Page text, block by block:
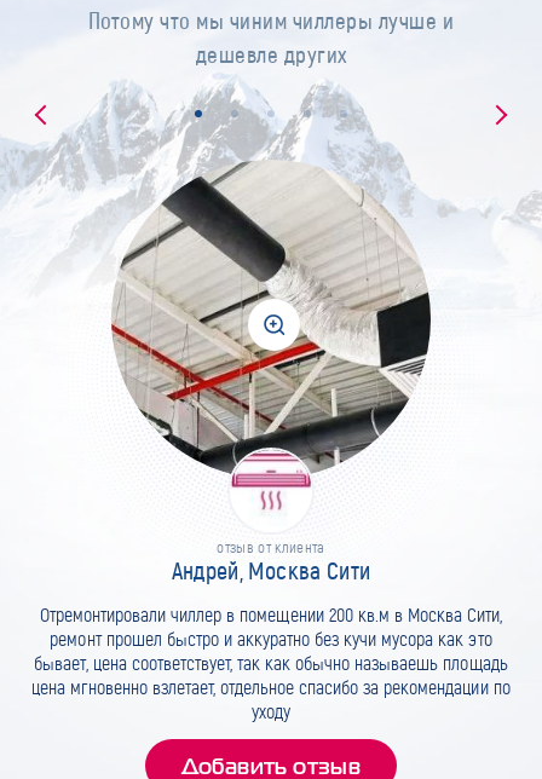
Потому что мы чиним чиллеры лучше и
дешевле других
отзыв от клиента
Андрей, Москва Сити
Отремонтировали чиллер в помещении 200 кв.м в Москва Сити,
ремонт прошел быстро и аккуратно без кучи мусора как это
бывает, цена соответствует, так как обычно называешь площадь
цена мгновенно взлетает, отдельное спасибо за рекомендации по
уходу
Добавить отзыв